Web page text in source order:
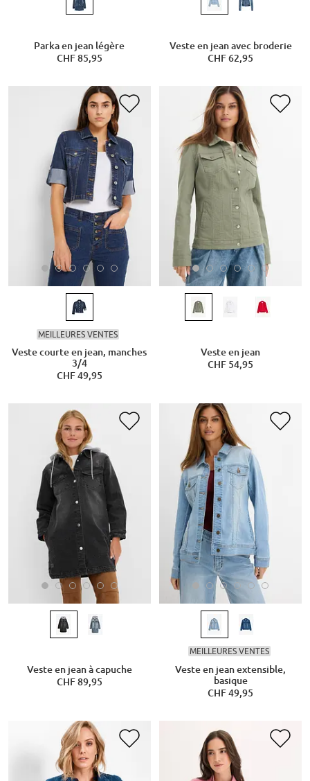
Parka en jean légère
CHF 85,95
Veste en jean avec broderie
CHF 62,95
MEILLEURES VENTES
Veste courte en jean, manches
3/4
CHF 49,95
Veste en jean
CHF 54,95
Veste en jean à capuche
CHF 89,95
MEILLEURES VENTES
Veste en jean extensible,
basique
CHF 49,95